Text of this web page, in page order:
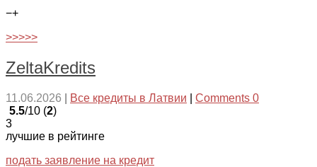
−+
>>>>>
ZeltaKredits
11.06.2026 Все кредиты в Латвии
Comments 0
5.5/10 (2)
3
лучшие в рейтинге
подать заявление на кредит